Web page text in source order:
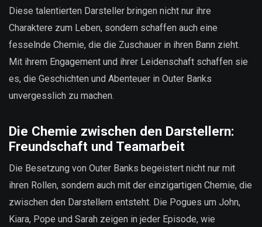
Diese talentierten Darsteller bringen nicht nur ihre
Charaktere zum Leben, sondern schaffen auch eine
fesselnde Chemie, die die Zuschauer in ihren Bann zieht.
Mit ihrem Engagement und ihrer Leidenschaft schaffen sie
es, die Geschichten und Abenteuer in Outer Banks
unvergesslich zu machen.
Die Chemie zwischen den Darstellern:
Freundschaft und Teamarbeit
Die Besetzung von Outer Banks begeistert nicht nur mit
ihren Rollen, sondern auch mit der einzigartigen Chemie, die
zwischen den Darstellern entsteht. Die Pogues um John,
Kiara, Pope und Sarah zeigen in jeder Episode, wie